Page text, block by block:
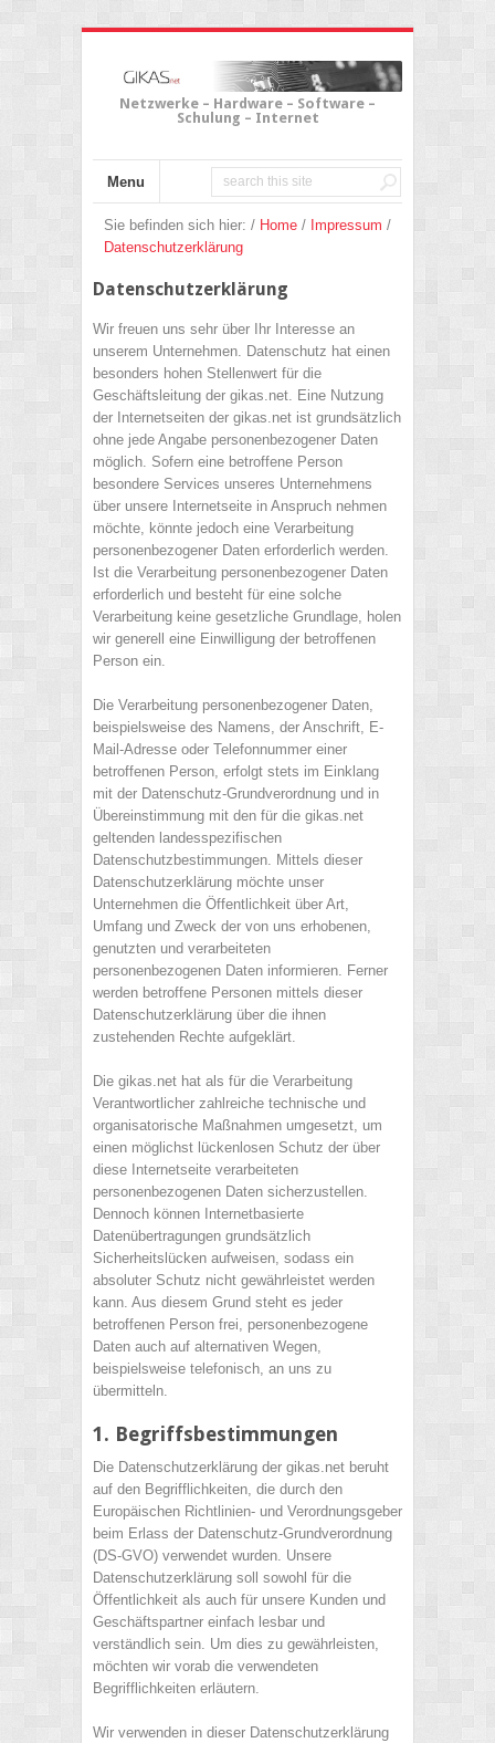
Netzwerke – Hardware – Software –
Schulung – Internet
Menu
Sie befinden sich hier: / Home / Impressum /
Datenschutzerklärung
Datenschutzerklärung
Wir freuen uns sehr über Ihr Interesse an
unserem Unternehmen. Datenschutz hat einen
besonders hohen Stellenwert für die
Geschäftsleitung der gikas.net. Eine Nutzung
der Internetseiten der gikas.net ist grundsätzlich
ohne jede Angabe personenbezogener Daten
möglich. Sofern eine betroffene Person
besondere Services unseres Unternehmens
über unsere Internetseite in Anspruch nehmen
möchte, könnte jedoch eine Verarbeitung
personenbezogener Daten erforderlich werden.
Ist die Verarbeitung personenbezogener Daten
erforderlich und besteht für eine solche
Verarbeitung keine gesetzliche Grundlage, holen
wir generell eine Einwilligung der betroffenen
Person ein.
Die Verarbeitung personenbezogener Daten,
beispielsweise des Namens, der Anschrift, E-
Mail-Adresse oder Telefonnummer einer
betroffenen Person, erfolgt stets im Einklang
mit der Datenschutz-Grundverordnung und in
Übereinstimmung mit den für die gikas.net
geltenden landesspezifischen
Datenschutzbestimmungen. Mittels dieser
Datenschutzerklärung möchte unser
Unternehmen die Öffentlichkeit über Art,
Umfang und Zweck der von uns erhobenen,
genutzten und verarbeiteten
personenbezogenen Daten informieren. Ferner
werden betroffene Personen mittels dieser
Datenschutzerklärung über die ihnen
zustehenden Rechte aufgeklärt.
Die gikas.net hat als für die Verarbeitung
Verantwortlicher zahlreiche technische und
organisatorische Maßnahmen umgesetzt, um
einen möglichst lückenlosen Schutz der über
diese Internetseite verarbeiteten
personenbezogenen Daten sicherzustellen.
Dennoch können Internetbasierte
Datenübertragungen grundsätzlich
Sicherheitslücken aufweisen, sodass ein
absoluter Schutz nicht gewährleistet werden
kann. Aus diesem Grund steht es jeder
betroffenen Person frei, personenbezogene
Daten auch auf alternativen Wegen,
beispielsweise telefonisch, an uns zu
übermitteln.
1. Begriffsbestimmungen
Die Datenschutzerklärung der gikas.net beruht
auf den Begrifflichkeiten, die durch den
Europäischen Richtlinien- und Verordnungsgeber
beim Erlass der Datenschutz-Grundverordnung
(DS-GVO) verwendet wurden. Unsere
Datenschutzerklärung soll sowohl für die
Öffentlichkeit als auch für unsere Kunden und
Geschäftspartner einfach lesbar und
verständlich sein. Um dies zu gewährleisten,
möchten wir vorab die verwendeten
Begrifflichkeiten erläutern.
Wir verwenden in dieser Datenschutzerklärung